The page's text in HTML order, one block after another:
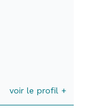
voir le profil +